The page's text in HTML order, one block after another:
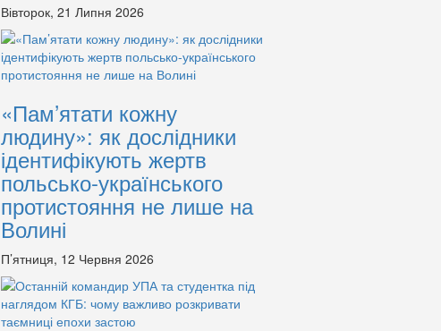
Вівторок, 21 Липня 2026
«Пам’ятати кожну
людину»: як дослідники
ідентифікують жертв
польсько-українського
протистояння не лише на
Волині
П’ятниця, 12 Червня 2026